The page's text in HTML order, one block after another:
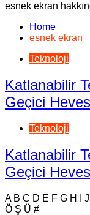
esnek ekran
Home
esnek ekran
Teknoloji
Katlanabilir
Geçici
Teknoloji
Katlanabilir
Geçici
A B C D E F G H J
Ö Ş Ü #